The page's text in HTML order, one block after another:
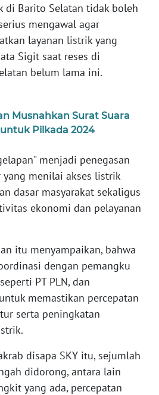
di Barito Selatan tidak boleh
mengawal agar
layanan listrik yang
Sigit saat reses di
belum lama ini.
Musnahkan Surat Suara
Pilkada 2024
menjadi penegasan
menilai akses listrik
dasar masyarakat sekaligus
ekonomi dan pelayanan
itu menyampaikan, bahwa
dengan pemangku
PT PLN, dan
memastikan percepatan
serta peningkatan
disapa SKY itu, sejumlah
didorong, antara lain
yang ada, percepatan